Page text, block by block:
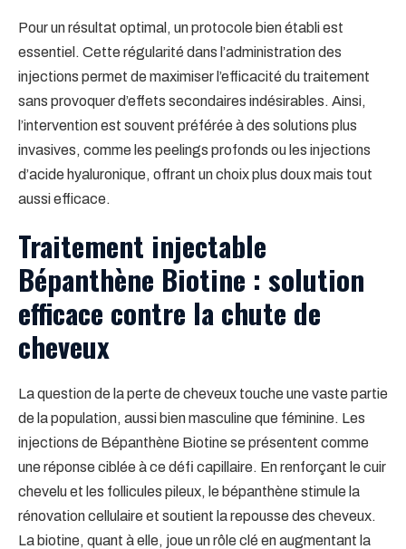
Pour un résultat optimal, un protocole bien établi est
essentiel. Cette régularité dans l’administration des
injections permet de maximiser l’efficacité du traitement
sans provoquer d’effets secondaires indésirables. Ainsi,
l’intervention est souvent préférée à des solutions plus
invasives, comme les peelings profonds ou les injections
d’acide hyaluronique, offrant un choix plus doux mais tout
aussi efficace.
Traitement injectable
Bépanthène Biotine : solution
efficace contre la chute de
cheveux
La question de la perte de cheveux touche une vaste partie
de la population, aussi bien masculine que féminine. Les
injections de Bépanthène Biotine se présentent comme
une réponse ciblée à ce défi capillaire. En renforçant le cuir
chevelu et les follicules pileux, le bépanthène stimule la
rénovation cellulaire et soutient la repousse des cheveux.
La biotine, quant à elle, joue un rôle clé en augmentant la